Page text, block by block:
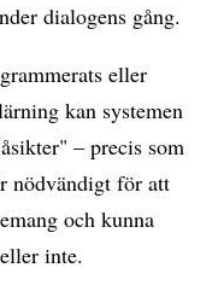
dialogens gång.
eller
kan systemen
– precis som
nödvändigt för att
och kunna
inte.